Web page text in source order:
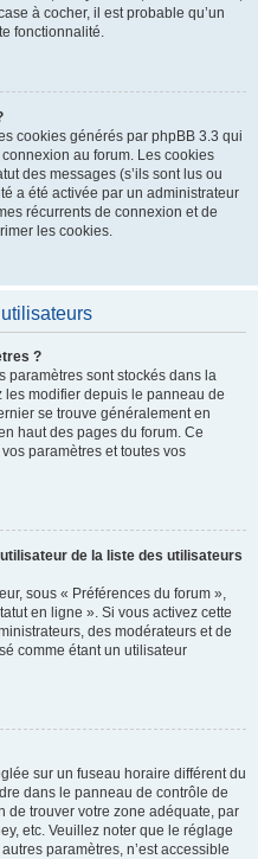
à cocher, il est probable qu’un
fonctionnalité.
cookies générés par phpBB 3.3 qui
au forum. Les cookies
des messages (s’ils sont lus ou
a été activée par un administrateur
récurrents de connexion et de
les cookies.
?
paramètres sont stockés dans la
les modifier depuis le panneau de
se trouve généralement en
haut des pages du forum. Ce
paramètres et toutes vos
de la liste des utilisateurs
sous « Préférences du forum »,
en ligne ». Si vous activez cette
des modérateurs et de
comme étant un utilisateur
sur un fuseau horaire différent du
dans le panneau de contrôle de
de trouver votre zone adéquate, par
etc. Veuillez noter que le réglage
paramètres, n’est accessible